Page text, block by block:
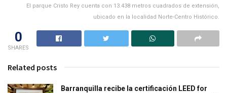
El parque Cristo Rey cuenta con 13.438 metros cuadrados de extensión,
ubicado en la localidad Norte-Centro Histórico.
0
SHARES
Related posts
Barranquilla recibe la certificación LEED for